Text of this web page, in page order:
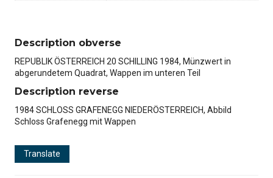
Description obverse
REPUBLIK ÖSTERREICH 20 SCHILLING 1984, Münzwert in
abgerundetem Quadrat, Wappen im unteren Teil
Description reverse
1984 SCHLOSS GRAFENEGG NIEDERÖSTERREICH, Abbild
Schloss Grafenegg mit Wappen
Translate